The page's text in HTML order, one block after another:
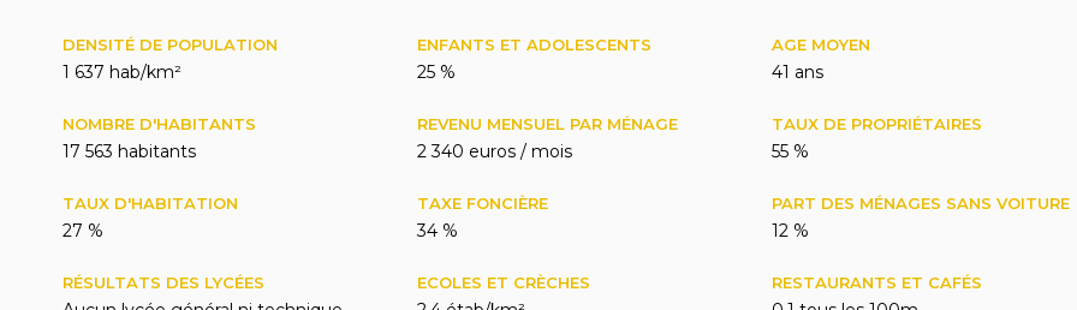
DENSITÉ DE POPULATION
1 637 hab/km²
ENFANTS ET ADOLESCENTS
25 %
AGE MOYEN
41 ans
NOMBRE D'HABITANTS
17 563 habitants
REVENU MENSUEL PAR MÉNAGE
2 340 euros / mois
TAUX DE PROPRIÉTAIRES
55 %
TAUX D'HABITATION
27 %
TAXE FONCIÈRE
34 %
PART DES MÉNAGES SANS VOITURE
12 %
RÉSULTATS DES LYCÉES ECOLES ET CRÈCHES RESTAURANTS ET CAFÉS